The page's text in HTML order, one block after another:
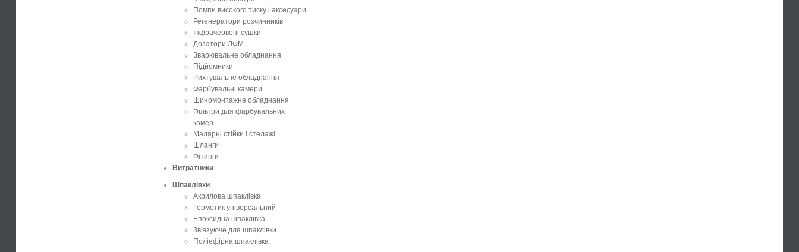
Помпи високого тиску і аксесуари
Регенератори розчинників
Інфрачервоні сушки
Дозатори ЛФМ
Зварювальне обладнання
Підйомники
Рихтувальне обладнання
Фарбувальні камери
Шиномонтажне обладнання
Фільтри для фарбувальних
камер
Малярні стійки і стелажі
Шланги
Фітинги
Витратники
Шпаклівки
Акрилова шпаклівка
Герметик універсальний
Епоксидна шпаклівка
Зв'язуюче для шпаклівки
Поліефірна шпаклівка